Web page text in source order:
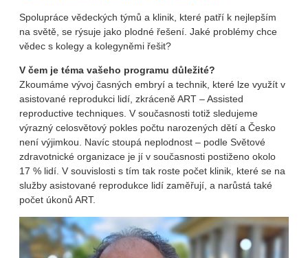
Spolupráce vědeckých týmů a klinik, které patří k nejlepším
na světě, se rýsuje jako plodné řešení. Jaké problémy chce
vědec s kolegy a kolegyněmi řešit?
V čem je téma vašeho programu důležité?
Zkoumáme vývoj časných embryí a technik, které lze využít v
asistované reprodukci lidí, zkráceně ART – Assisted
reproductive techniques. V současnosti totiž sledujeme
výrazný celosvětový pokles počtu narozených dětí a Česko
není výjimkou. Navíc stoupá neplodnost – podle Světové
zdravotnické organizace je jí v současnosti postiženo okolo
17 % lidí. V souvislosti s tím tak roste počet klinik, které se na
služby asistované reprodukce lidí zaměřují, a narůstá také
počet úkonů ART.